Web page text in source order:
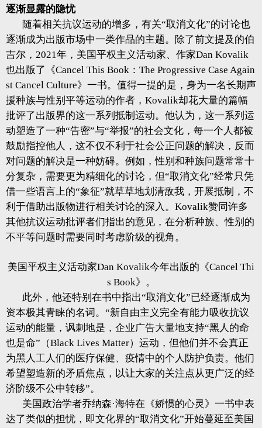
逐渐显露的隐忧
随着相关抗议运动的增多，有关“取消文化”的讨论也
逐渐成为出版市场中一类作品的主题。除了前文提及的伯
吉尔，2021年，美国平权主义活动家、作家Dan Kovalik
也出版了《Cancel This Book：The Progressive Case Again
st Cancel Culture》一书。值得一提的是，身为一名长期声
援种族与性别平等运动的作者，Kovalik却花大量的篇幅
批评了出版界的这一系列抵制运动。他认为，这一系列运
动塑造了一种“告密”与“举报”的社会文化，每一个人都被
鼓励指控他人，这不仅不利于社会公正问题的解决，反而
对问题的解决是一种妨碍。例如，性别和种族问题常常十
分复杂，需要更为精细化的讨论，但“取消文化”经常只凭
借一些语言上的“象征”就草草地划清敌我，开展抵制，不
利于借助出版物进行相关讨论的深入。Kovalik赞同许多
其他抗议运动批评者们指出的意见，在分析种族、性别的
不平等问题时需要同时考虑阶级的视角。
美国平权主义活动家Dan Kovalik今年出版的《Cancel Thi
s Book》。
此外，他还特别在书中指出“取消文化”已经逐渐成为
资本极其青睐的名词。“新自由主义完全有能力吸收抗议
运动的能量，讽刺地是，企业广告大量地支持“黑人的命
也是命”（Black Lives Matter）运动，但他们并不会真正
为黑人工人们的医疗保健、疫情中的个人防护负责。他们
希望塑造新的矛盾焦点，以让大家的关注点从更广泛的经
济阶级不公中转移”。
美国政治学者乔纳森·海特在《娇惯的心灵》一书中表
达了类似的担忧，即文化界的“取消文化”开始蔓延至美国